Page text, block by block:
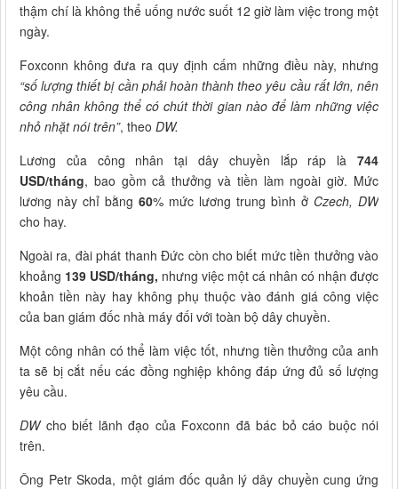
thậm chí là không thể uống nước suốt 12 giờ làm việc trong một
ngày.
Foxconn không đưa ra quy định cấm những điều này, nhưng
“số lượng thiết bị cần phải hoàn thành theo yêu cầu rất lớn, nên
công nhân không thể có chút thời gian nào để làm những việc
nhỏ nhặt nói trên”, theo DW.
Lương của công nhân tại dây chuyền lắp ráp là 744
USD/tháng, bao gồm cả thưởng và tiền làm ngoài giờ. Mức
lương này chỉ bằng 60% mức lương trung bình ở Czech, DW
cho hay.
Ngoài ra, đài phát thanh Đức còn cho biết mức tiền thưởng vào
khoảng 139 USD/tháng, nhưng việc một cá nhân có nhận được
khoản tiền này hay không phụ thuộc vào đánh giá công việc
của ban giám đốc nhà máy đối với toàn bộ dây chuyền.
Một công nhân có thể làm việc tốt, nhưng tiền thưởng của anh
ta sẽ bị cắt nếu các đồng nghiệp không đáp ứng đủ số lượng
yêu cầu.
DWcho biết lãnh đạo của Foxconn đã bác bỏ cáo buộc nói
trên.
Ông Petr Skoda, một giám đốc quản lý dây chuyền cung ứng